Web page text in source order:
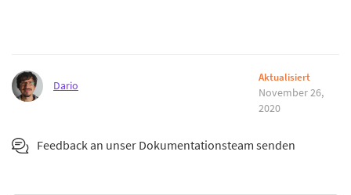
Dario
Aktualisiert
November 26,
2020
Feedback an unser Dokumentationsteam senden